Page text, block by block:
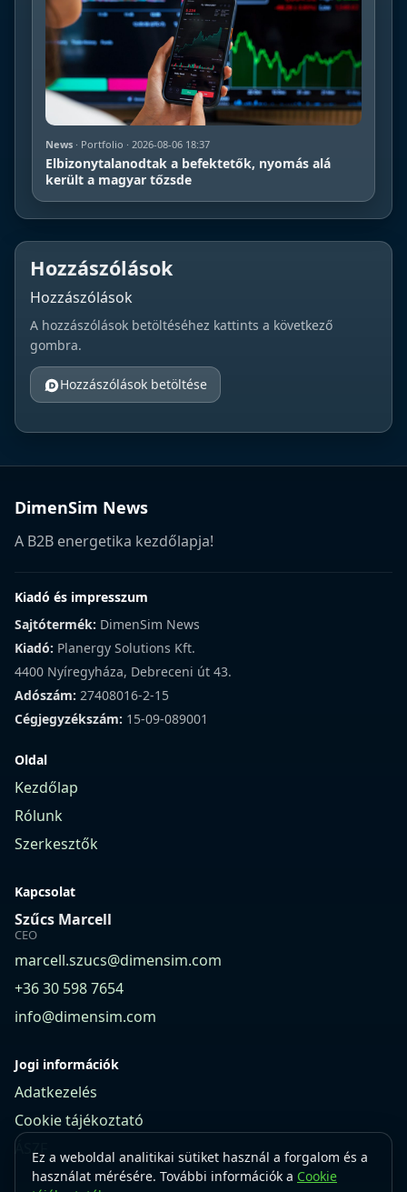
News · Portfolio · 2026-08-06 18:37
Elbizonytalanodtak a befektetők, nyomás alá
került a magyar tőzsde
Hozzászólások
Hozzászólások
A hozzászólások betöltéséhez kattints a következő
gombra.
Hozzászólások betöltése
Ez a weboldal analitikai sütiket használ a forgalom és a
használat mérésére. További információk a Cookie
DimenSim News
A B2B energetika kezdőlapja!
Kiadó és impresszum
Sajtótermék: DimenSim News
Kiadó: Planergy Solutions Kft.
4400 Nyíregyháza, Debreceni út 43.
Adószám: 27408016-2-15
Cégjegyzékszám: 15-09-089001
Oldal
Kezdőlap
Rólunk
Szerkesztők
Kapcsolat
Szűcs Marcell
CEO
marcell.szucs@dimensim.com
+36 30 598 7654
info@dimensim.com
Jogi információk
Adatkezelés
Cookie tájékoztató
ÁSZF